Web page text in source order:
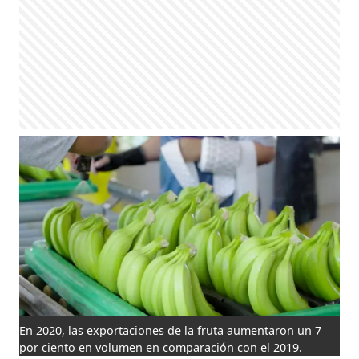
En 2020, las exportaciones de la fruta aumentaron un 7
por ciento en volumen en comparación con el 2019.